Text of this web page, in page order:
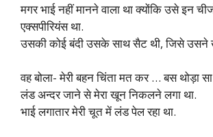
मगर भाई नहीं मानने वाला था क्योंकि उसे इन
एक्सपीरियंस था.
उसकी कोई बंदी उसके साथ सैट थी, जिसे उसने
वह बोला- मेरी बहन चिंता मत कर … बस थोड़ा
लंड अन्दर जाने से मेरा खून निकलने लगा था.
भाई लगातार मेरी चूत में लंड पेल रहा था.